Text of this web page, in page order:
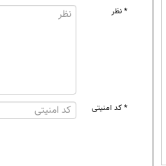
* نظر
* کد امنیتی